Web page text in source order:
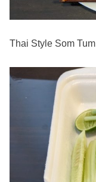
Thai Style Som